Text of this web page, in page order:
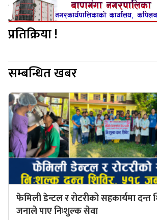
प्रतिक्रिया !
सम्बन्धित खबर
फेमिली डेन्टल र रोटरीको सहकार्यमा दन्त
जनाले पाए निःशुल्क सेवा